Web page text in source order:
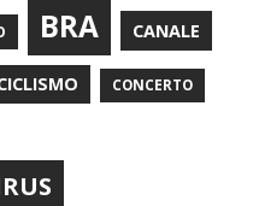
BRA CANALE
CONCERTO